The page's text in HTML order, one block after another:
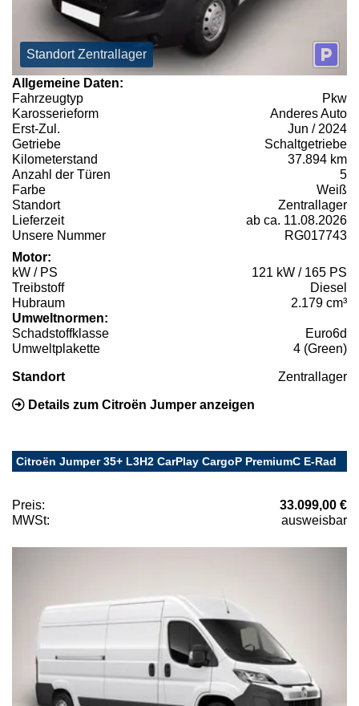
Standort Zentrallager
Allgemeine Daten:
Fahrzeugtyp
Pkw
Karosserieform
Anderes Auto
Erst-Zul.
Jun / 2024
Getriebe
Schaltgetriebe
Kilometerstand
37.894 km
Anzahl der Türen
5
Farbe
Weiß
Standort
Zentrallager
Lieferzeit
ab ca. 11.08.2026
Unsere Nummer
RG017743
Motor:
kW / PS
121 kW / 165 PS
Treibstoff
Diesel
Hubraum
2.179 cm³
Umweltnormen:
Schadstoffklasse
Euro6d
Umweltplakette
4 (Green)
Standort Zentrallager
Details zum Citroën Jumper anzeigen
Citroën Jumper 35+ L3H2 CarPlay CargoP PremiumC E-Rad
Preis:
33.099,00 €
MWSt:
ausweisbar